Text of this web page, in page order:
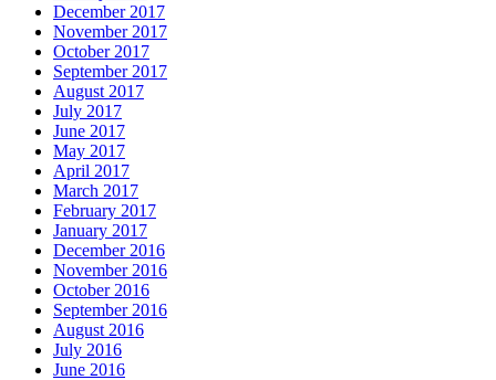
December 2017
November 2017
October 2017
September 2017
August 2017
July 2017
June 2017
May 2017
April 2017
March 2017
February 2017
January 2017
December 2016
November 2016
October 2016
September 2016
August 2016
July 2016
June 2016